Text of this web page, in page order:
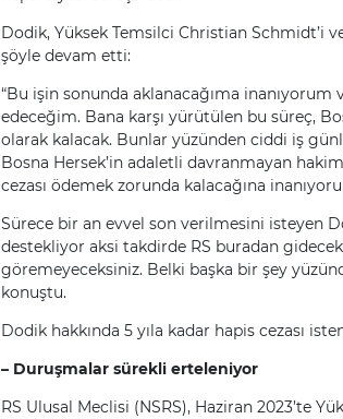
Dodik, Yüksek Temsilci Christian Schmidt’i
şöyle devam etti:
“Bu işin sonunda aklanacağıma inanıyorum
edeceğim. Bana karşı yürütülen bu süreç,
olarak kalacak. Bunlar yüzünden ciddi iş
Bosna Hersek’in adaletli davranmayan
cezası ödemek zorunda kalacağına
Sürece bir an evvel son verilmesini isteyen
destekliyor aksi takdirde RS buradan
göremeyeceksiniz. Belki başka bir şey
konuştu.
Dodik hakkında 5 yıla kadar hapis cezası
– Duruşmalar sürekli erteleniyor
RS Ulusal Meclisi (NSRS), Haziran 2023’te